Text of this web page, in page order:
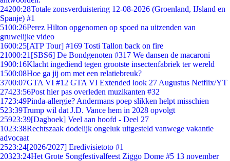
24200:28Totale zonsverduistering 12-08-2026 (Groenland, IJsland en
Spanje) #1
5100:26Perez Hilton opgenomen op spoed na uitzenden van
gruwelijke video
1600:25[ATP Tour] #169 Tosti Tallon back on fire
21000:21 [SBS6] De Bondgenoten #317 We dansen de macaroni
1900:16Klacht ingediend tegen grootste insectenfabriek ter wereld
1500:08Hoe ga jij om met een relatiebreuk?
3700:07GTA VI #12 GTA VI Extended look 27 Augustus Netflix/YT
27423:56Post hier pas overleden muzikanten #32
1723:49Pinda-allergie? Andermans poep slikken helpt misschien
523:39Trump wil dat J.D. Vance hem in 2028 opvolgt
25923:39[Dagboek] Veel aan hoofd - Deel 27
1023:38Rechtszaak dodelijk ongeluk uitgesteld vanwege vakantie
advocaat
2523:24[2026/2027] Eredivisietoto #1
20323:24Het Grote Songfestivalfeest Ziggo Dome #5 13 november